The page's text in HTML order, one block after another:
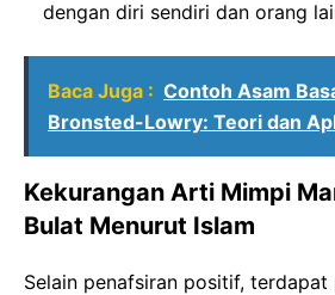
dengan diri sendiri dan orang
Baca Juga : Contoh Asam
Bronsted-Lowry: Teori dan
Kekurangan Arti Mimpi
Bulat Menurut Islam
Selain penafsiran positif, terdapat